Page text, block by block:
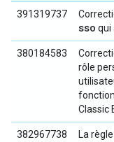
391319737
sso qui
380184583
rôle
Classic
382967738 La règle